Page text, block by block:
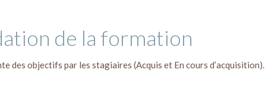
de la formation
des objectifs par les stagiaires (Acquis et En cours d’acquisition).